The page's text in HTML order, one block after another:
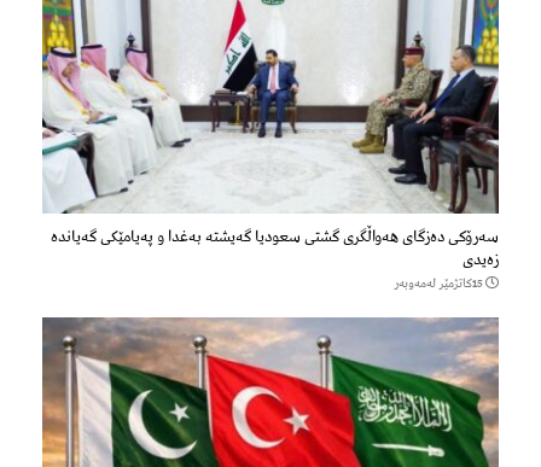
سەرۆكی دەزگای هەواڵگری گشتی سعودیا گەیشتە بەغدا و پەیامێكی گەیاندە
زەیدی
15كاتژمێر لەمەوبەر